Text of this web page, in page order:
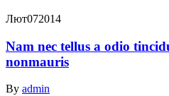
Лют072014
Nam nec tellus a odio
nonmauris
By admin